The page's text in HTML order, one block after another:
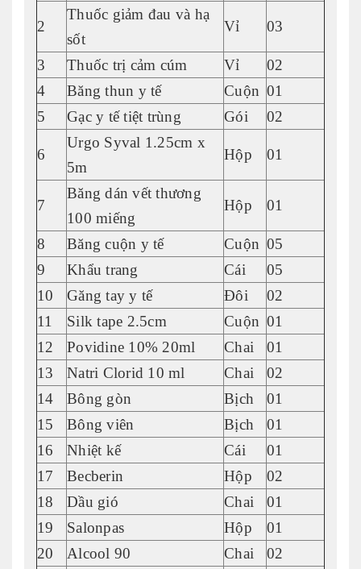
2
Thuốc giảm đau và hạ
sốt
Vỉ 03
3 Thuốc trị cảm cúm Vỉ
02
4
Băng thun y tế Cuộn 01
5
Gạc y tế tiệt trùng Gói 02
6
Urgo Syval 1.25cm x
5m
Hộp 01
7
Băng dán vết thương
100 miếng
Hộp 01
8 Băng cuộn y tế Cuộn 05
9
Khẩu trang Cái
05
10
Găng tay y tế Đôi
02
11
Silk tape 2.5cm Cuộn 01
12
Povidine 10% 20ml Chai
01
13
Natri Clorid 10 ml Chai
02
14
Bông gòn Bịch
01
15
Bông viên Bịch
01
16
Nhiệt kế Cái
01
17
Becberin Hộp
02
18
Dầu gió Chai
01
19
Salonpas Hộp
01
20
Alcool 90 Chai
02